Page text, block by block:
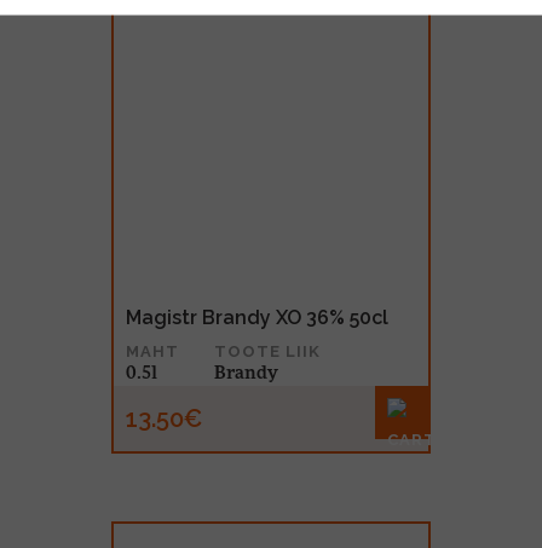
Magistr Brandy XO 36% 50cl
MAHT
0.5l
TOOTE LIIK
Brandy
13.50€